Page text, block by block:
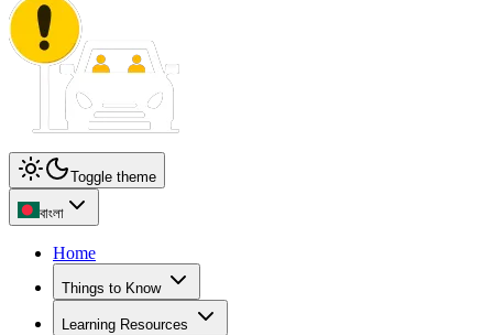
Toggle theme
বাংলা
Home
Things to Know
Learning Resources